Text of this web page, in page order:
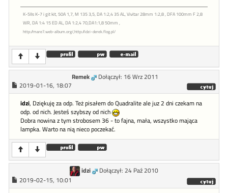
K-5IIs K-7 i git kit, 50A 1,7, M 135 3,5, DA 1:2,4 35 AL, Vivitar 28mm 1:2,8 , DFA 100mm F 2,8
WR, DA 1:4 15 ED AL, DA 1:2,4 70,DA1:1,8 50mm ,
http://mare7.web-album.org/,http://idzi-derek.flog.pl/
Remek
Dołączył: 16 Wrz 2011
2019-01-16, 18:07
idzi, Dziękuję za odp. Też pisałem do Quadralite ale juz 2 dni czekam na
odp. od nich. Jesteś szybszy od nich
Dobra nowina z tym strobosem 36 - to fajna, mała, wszystko mająca
lampka. Warto na nią nieco poczekać.
idzi
Dołączył: 24 Paź 2010
2019-02-15, 10:01